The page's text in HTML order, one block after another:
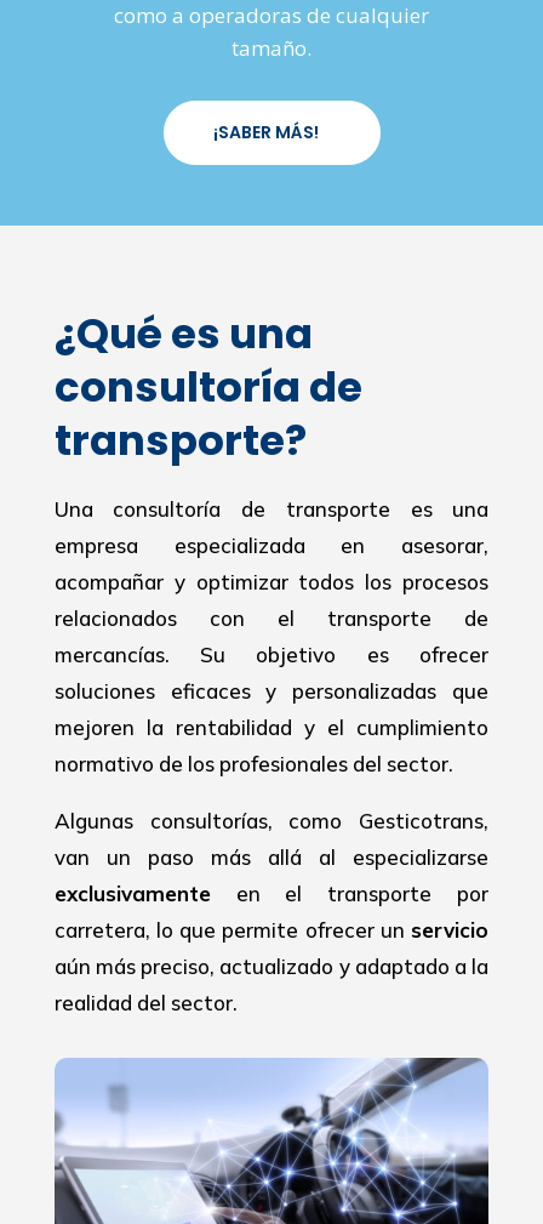
como a operadoras de cualquier
tamaño.
¡SABER MÁS!
¿Qué es una
consultoría de
transporte?
Una consultoría de transporte es una
empresa especializada en asesorar,
acompañar y optimizar todos los procesos
relacionados con el transporte de
mercancías. Su objetivo es ofrecer
soluciones eficaces y personalizadas que
mejoren la rentabilidad y el cumplimiento
normativo de los profesionales del sector.
Algunas consultorías, como Gesticotrans,
van un paso más allá al especializarse
exclusivamenteen el transporte por
carretera, lo que permite ofrecer unservicio
aún más preciso, actualizado y adaptado a la
realidad del sector.